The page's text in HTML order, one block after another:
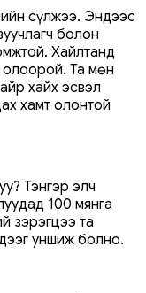
сүлжээ. Эндээс
болон
Хайлтанд
олоорой. Та мөн
хайх эсвэл
хамт олонтой
Тэнгэр элч
100 мянга
зэрэгцээ та
уншиж болно.